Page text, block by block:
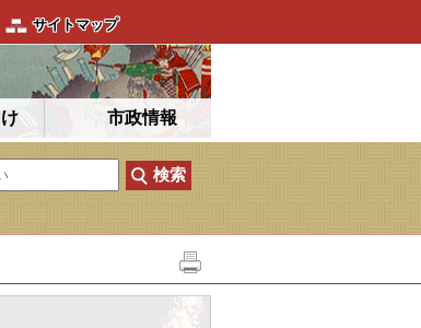
サイトマップ
市政情報